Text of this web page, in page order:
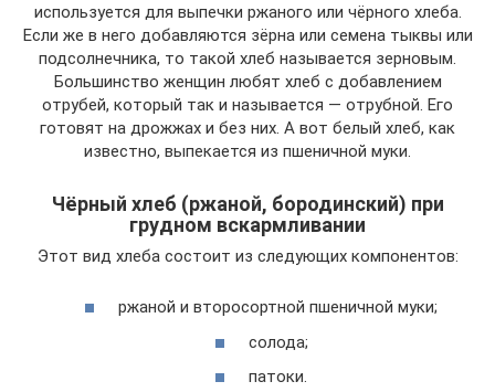
используется для выпечки ржаного или чёрного хлеба.
Если же в него добавляются зёрна или семена тыквы или
подсолнечника, то такой хлеб называется зерновым.
Большинство женщин любят хлеб с добавлением
отрубей, который так и называется — отрубной. Его
готовят на дрожжах и без них. А вот белый хлеб, как
известно, выпекается из пшеничной муки.
Чёрный хлеб (ржаной, бородинский) при
грудном вскармливании
Этот вид хлеба состоит из следующих компонентов:
ржаной и второсортной пшеничной муки;
солода;
патоки.